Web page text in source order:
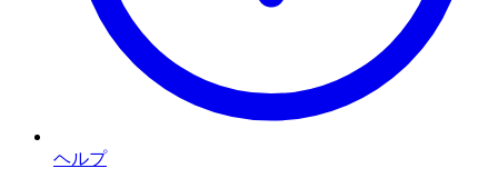
ヘルプ